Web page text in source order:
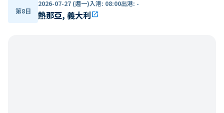
第8日
2026-07-27 (週一)入港: 08:00出港: -
熱那亞, 義大利open_in_new